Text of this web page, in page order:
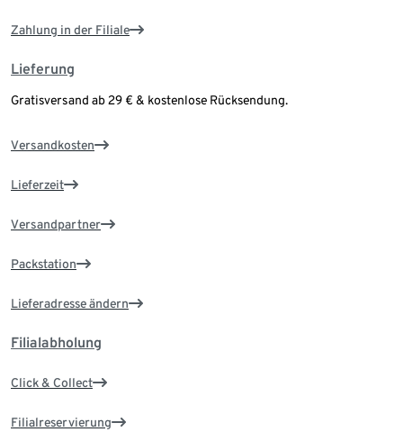
Zahlung in der Filiale
Lieferung
Gratisversand ab 29 € & kostenlose Rücksendung.
Versandkosten
Lieferzeit
Versandpartner
Packstation
Lieferadresse ändern
Filialabholung
Click & Collect
Filialreservierung